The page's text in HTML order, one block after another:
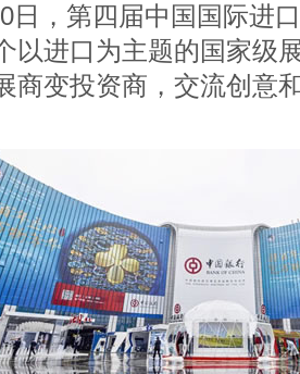
日，第四届中国国际进
以进口为主题的国家级
商变投资商，交流创意